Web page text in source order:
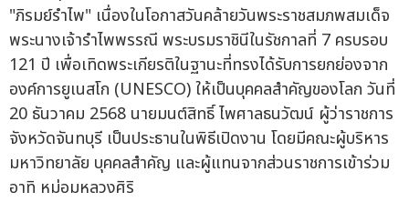
"ภิรมย์รำไพ" เนื่องในโอกาสวันคล้ายวันพระราชสมภพสมเด็จ
พระนางเจ้ารำไพพรรณี พระบรมราชินีในรัชกาลที่ 7 ครบรอบ
121 ปี เพื่อเทิดพระเกียรติในฐานะที่ทรงได้รับการยกย่องจาก
องค์การยูเนสโก (UNESCO) ให้เป็นบุคคลสำคัญของโลก วันที่
20 ธันวาคม 2568 นายมนต์สิทธิ์ ไพศาลธนวัฒน์ ผู้ว่าราชการ
จังหวัดจันทบุรี เป็นประธานในพิธีเปิดงาน โดยมีคณะผู้บริหาร
มหาวิทยาลัย บุคคลสำคัญ และผู้แทนจากส่วนราชการเข้าร่วม
อาทิ หม่อมหลวงศิริ